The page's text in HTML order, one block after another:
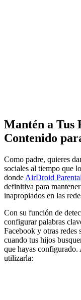
Mantén a Tus
Contenido
Como padre, quieres
sociales al tiempo que
donde AirDroid
definitiva para
inapropiados en las
Con su función de
configurar palabras
Facebook y otras redes
cuando tus hijos
que hayas
utilizarla: